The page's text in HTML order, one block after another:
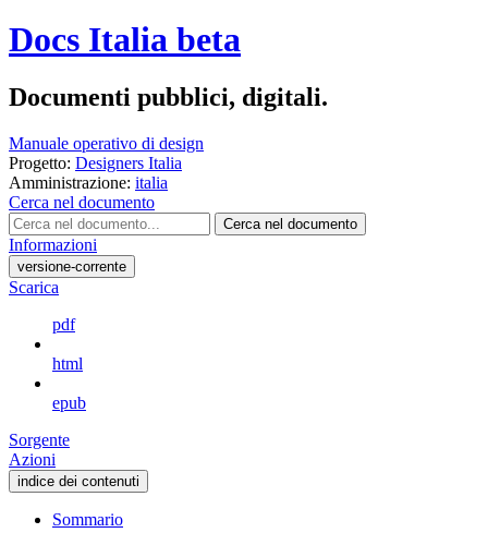
Docs Italia beta
Documenti pubblici, digitali.
Manuale operativo di design
Progetto: Designers Italia
Amministrazione: italia
Cerca nel documento
Cerca nel documento
Informazioni
versione-corrente
Scarica
pdf
html
epub
Sorgente
Azioni
indice dei contenuti
Sommario